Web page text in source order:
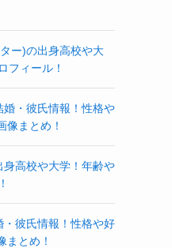
ー)の出身高校や大
フィール！
・彼氏情報！性格や
像まとめ！
高校や大学！年齢や
彼氏情報！性格や好
まとめ！